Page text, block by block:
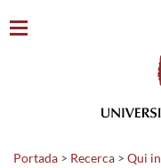
Portada > Recerca > Qui